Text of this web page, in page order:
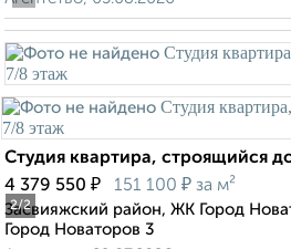
2/2
Студия квартира, строящийся
4 379 550 ₽ 151 100 ₽ за м²
Засвияжский район, ЖК Город
Город Новаторов 3